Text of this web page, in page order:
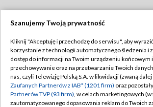
TVP
Abonament TVP
Emisja w TVP
Centrum informacji TVP
Regulamin TVP
Polityka prywatności
Moje zgody
Szanujemy Twoją prywatność
Kliknij "Akceptuję i przechodzę do serwisu", aby
korzystanie z technologii automatycznego śledzenia i
dostęp do informacji na Twoim urządzeniu końcowym
przechowywanie oraz na przetwarzanie Twoich
nas, czyli Telewizję Polską S.A. w likwidacji (zwaną dalej
Zaufanych Partnerów z IAB* (1201 firm) oraz
Partnerów TVP (93 firm), w celach marketingowych (w
zautomatyzowanego dopasowania reklam do Twoich